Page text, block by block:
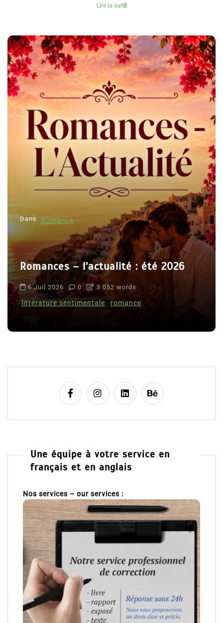
Lire la suite
Dans Romance
Romances – l’actualité : été 2026
6 Juil 2026 0 3 052 words
littérature sentimentale romance
Une équipe à votre service en
français et en anglais
Nos services – our services :